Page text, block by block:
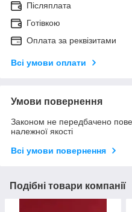
Післяплата
Готівкою
Оплата за реквізитами
Всі умови оплати
Умови повернення
Законом не передбачено
належної якості
Всі умови повернення
Подібні товари компанії